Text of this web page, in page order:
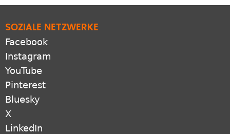
SOZIALE NETZWERKE
Facebook
Instagram
YouTube
Pinterest
Bluesky
X
LinkedIn